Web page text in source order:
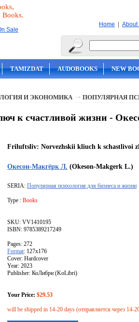
Books.
Sale
Home | About
TAMIZDAT AUDOBOOKS NEW
И ЭКОНОМИКА ПОПУЛЯРНАЯ
к счастливой жизни -
Friluftsliv: Norvezhskii kliuch k schastlivoi
Окесон-Макгёрк Л. (Okeson-Makgerk L.)
SERIA: Популярная психология для бизнеса и жизни
Type : Books
SKU: VV1410195
ISBN: 9785389217249
Pages: 272
Format: 127x176
Cover: Hardcover
Year: 2023
Publisher: КоЛибри (KoLibri)
Your Price: $29.53
will be shipped in 14-20 days (отправляется через 14-